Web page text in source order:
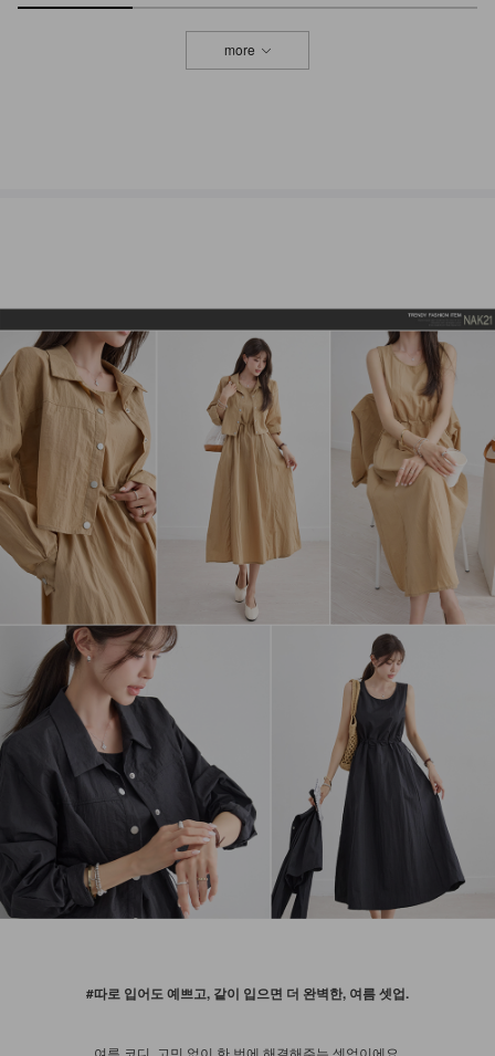
more
#따로 입어도 예쁘고, 같이 입으면 더 완벽한, 여름 셋업.
여름 코디, 고민 없이 한 번에 해결해주는 셋업이에요.